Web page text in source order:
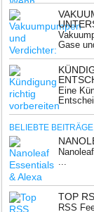
Gase
Eine
BELIEBTE BEITRÄGE
...
TOP
RSS